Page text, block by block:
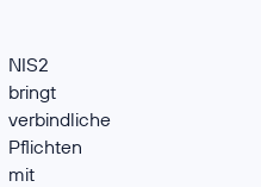
NIS2
bringt
verbindliche
Pflichten
mit